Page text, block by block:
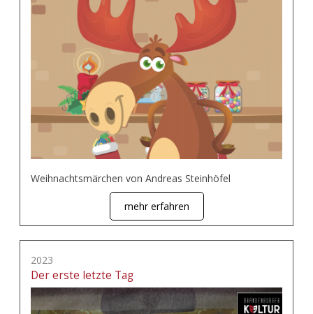
Weihnachtsmärchen von Andreas Steinhöfel
mehr erfahren
2023
Der erste letzte Tag